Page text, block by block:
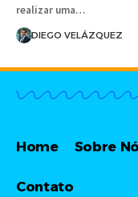
realizar uma…
DIEGO VELÁZQUEZ
Home Sobre
Contato